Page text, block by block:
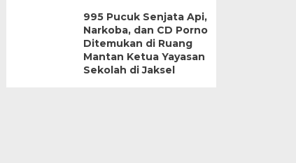
995 Pucuk Senjata Api,
Narkoba, dan CD Porno
Ditemukan di Ruang
Mantan Ketua Yayasan
Sekolah di Jaksel